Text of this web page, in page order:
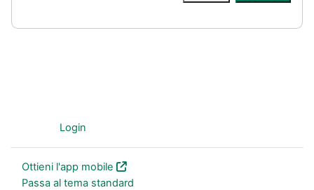
Login
Ottieni l'app mobile
Passa al tema standard